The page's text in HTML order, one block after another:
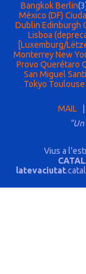
Bangkok Berlin
México (DF)
Dublin Edinburgh
Lisboa
[Luxemburg/
Monterrey New
Provo Querétaro
San Miguel
Tokyo Toulouse
MAIL|
Vius a
latevaciutat